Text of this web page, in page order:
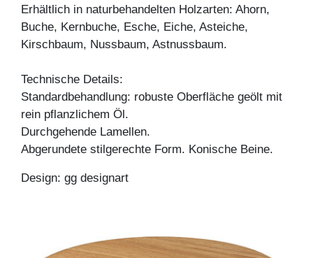
Erhältlich in naturbehandelten Holzarten: Ahorn,
Buche, Kernbuche, Esche, Eiche, Asteiche,
Kirschbaum, Nussbaum, Astnussbaum.
Technische Details:
Standardbehandlung: robuste Oberfläche geölt mit
rein pflanzlichem Öl.
Durchgehende Lamellen.
Abgerundete stilgerechte Form. Konische Beine.
Design: gg designart